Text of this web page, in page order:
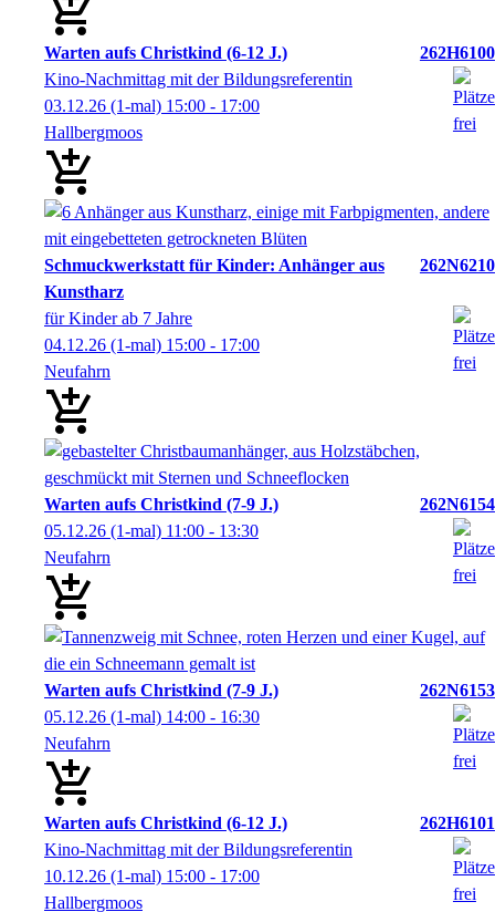
Warten aufs Christkind (6-12 J.)
262H6100
Kino-Nachmittag mit der Bildungsreferentin
03.12.26 (1-mal) 15:00 - 17:00
Hallbergmoos
Schmuckwerkstatt für Kinder: Anhänger aus
Kunstharz
262N6210
für Kinder ab 7 Jahre
04.12.26 (1-mal) 15:00 - 17:00
Neufahrn
Warten aufs Christkind (7-9 J.)
262N6154
05.12.26 (1-mal) 11:00 - 13:30
Neufahrn
Warten aufs Christkind (7-9 J.)
262N6153
05.12.26 (1-mal) 14:00 - 16:30
Neufahrn
Warten aufs Christkind (6-12 J.)
262H6101
Kino-Nachmittag mit der Bildungsreferentin
10.12.26 (1-mal) 15:00 - 17:00
Hallbergmoos